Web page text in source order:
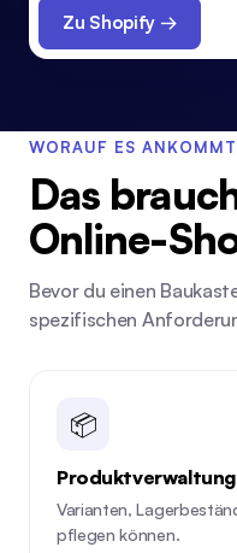
Zu Shopify →
WORAUF ES ANKOMMT
Das
Online-
Bevor du einen
spezifischen
📦
Produktverwaltung
Varianten,
pflegen können.